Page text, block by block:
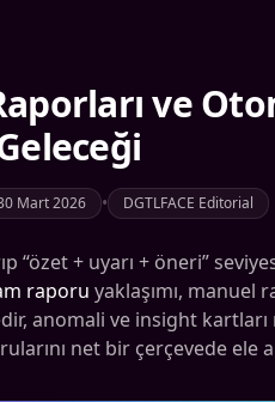
ve
Mart 2026 • DGTLFACE Editorial
“özet + uyarı + öneri”
raporu yaklaşımı,
anomali ve insight kartları
net bir çerçevede ele